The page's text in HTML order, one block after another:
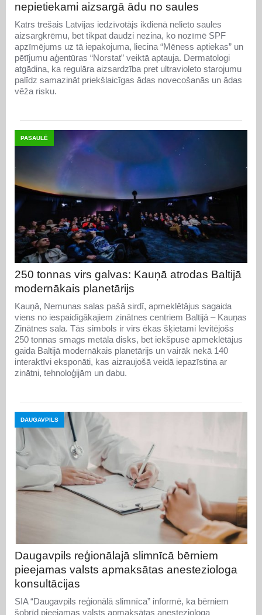
nepietiekami aizsargā ādu no saules
Katrs trešais Latvijas iedzīvotājs ikdienā nelieto saules
aizsargkrēmu, bet tikpat daudzi nezina, ko nozīmē SPF
apzīmējums uz tā iepakojuma, liecina “Mēness aptiekas” un
pētījumu aģentūras “Norstat” veiktā aptauja. Dermatologi
atgādina, ka regulāra aizsardzība pret ultravioleto starojumu
palīdz samazināt priekšlaicīgas ādas novecošanās un ādas
vēža risku.
PASAULĒ
250 tonnas virs galvas: Kauņā atrodas Baltijā
modernākais planetārijs
Kauņā, Nemunas salas pašā sirdī, apmeklētājus sagaida
viens no iespaidīgākajiem zinātnes centriem Baltijā – Kauņas
Zinātnes sala. Tās simbols ir virs ēkas šķietami levitējošs
250 tonnas smags metāla disks, bet iekšpusē apmeklētājus
gaida Baltijā modernākais planetārijs un vairāk nekā 140
interaktīvi eksponāti, kas aizraujošā veidā iepazīstina ar
zinātni, tehnoloģijām un dabu.
DAUGAVPILS
Daugavpils reģionālajā slimnīcā bērniem
pieejamas valsts apmaksātas anesteziologa
konsultācijas
SIA “Daugavpils reģionālā slimnīca” informē, ka bērniem
šobrīd pieejamas valsts apmaksātas anesteziologa